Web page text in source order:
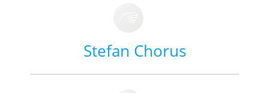
Stefan Chorus